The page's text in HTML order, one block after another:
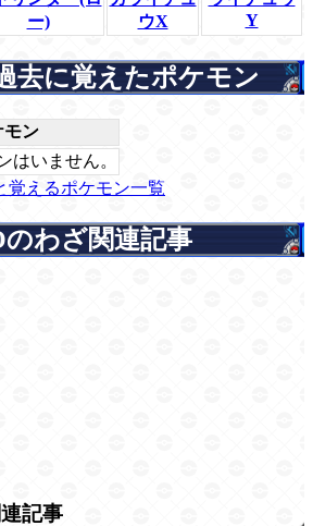
ー)
ウX
Y
去に覚えたポケモン
モン
はいません。
覚えるポケモン一覧
わざ関連記事
記事